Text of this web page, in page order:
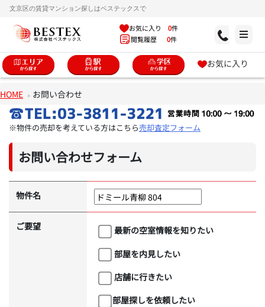
文京区の賃貸マンション探しはベステックスで
お気に入り 0件
閲覧履歴 0件
お気に入り
HOME お問い合わせ
※物件の売却を考えている方はこちら売却査定フォーム
お問い合わせフォーム
物件名
ご要望
最新の空室情報を知りたい
部屋を内見したい
店舗に行きたい
部屋探しを依頼したい